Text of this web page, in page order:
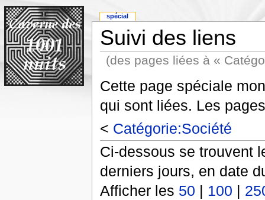
Suivi des liens
(des pages liées à «
Cette page spéciale
qui sont liées. Les
< Catégorie:Société
Ci-dessous se trouvent
derniers jours, en date
Afficher les 50 | 100 |
spécial